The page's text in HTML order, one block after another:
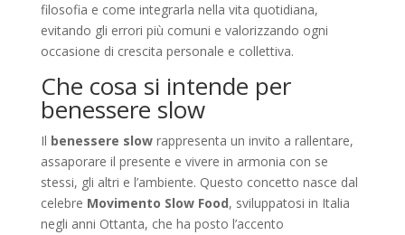
filosofia e come integrarla nella vita quotidiana,
evitando gli errori più comuni e valorizzando ogni
occasione di crescita personale e collettiva.
Che cosa si intende per
benessere slow
Il benessere slowrappresenta un invito a rallentare,
assaporare il presente e vivere in armonia con se
stessi, gli altri e l’ambiente. Questo concetto nasce dal
celebre Movimento Slow Food, sviluppatosi in Italia
negli anni Ottanta, che ha posto l’accento